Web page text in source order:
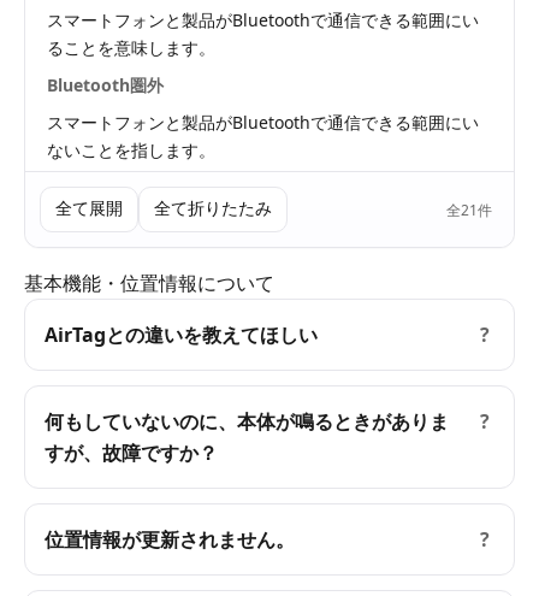
スマートフォンと製品がBluetoothで通信できる範囲にい
ることを意味します。
Bluetooth圏外
スマートフォンと製品がBluetoothで通信できる範囲にい
ないことを指します。
全て展開 全て折りたたみ 全21件
基本機能・位置情報について
AirTagとの違いを教えてほしい
?
何もしていないのに、本体が鳴るときがありま
すが、故障ですか？
?
位置情報が更新されません。 ?